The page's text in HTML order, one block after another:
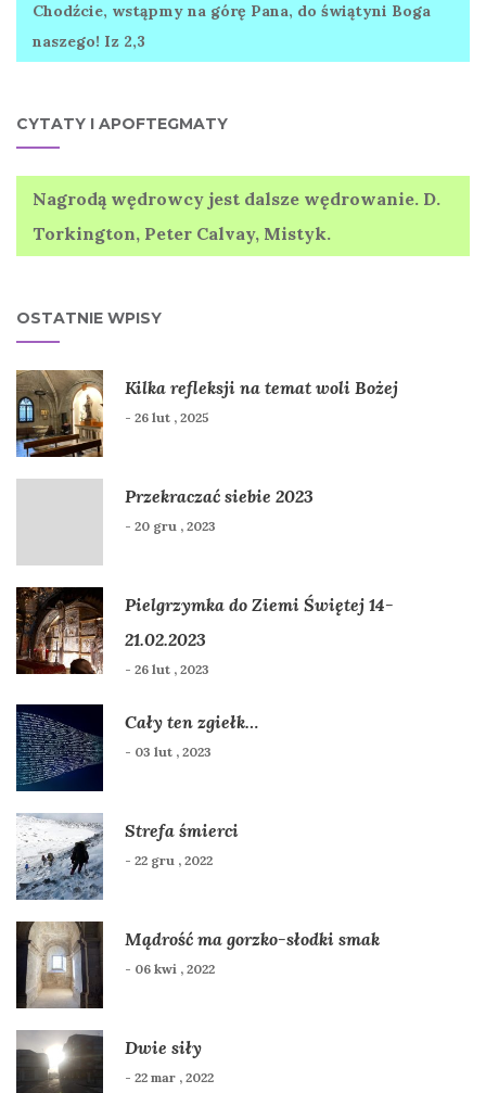
Chodźcie, wstąpmy na górę Pana, do świątyni Boga
naszego! Iz 2,3
CYTATY I APOFTEGMATY
Nagrodą wędrowcy jest dalsze wędrowanie. D.
Torkington, Peter Calvay, Mistyk.
OSTATNIE WPISY
Kilka refleksji na temat woli Bożej
- 26 lut , 2025
Przekraczać siebie 2023
- 20 gru , 2023
Pielgrzymka do Ziemi Świętej 14-
21.02.2023
- 26 lut , 2023
Cały ten zgiełk…
- 03 lut , 2023
Strefa śmierci
- 22 gru , 2022
Mądrość ma gorzko-słodki smak
- 06 kwi , 2022
Dwie siły
- 22 mar , 2022